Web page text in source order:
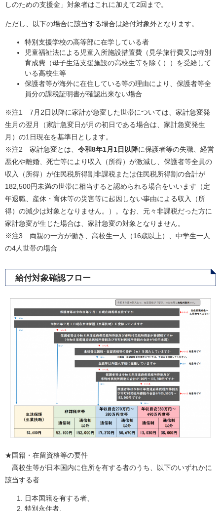
しのための支援金」対象者はこれに加えて2回まで。
ただし、以下の場合に該当する場合は給付対象外となります。
特別支援学校の高等部に在学している者
児童福祉法による児童入所施設措置費（見学旅行費又は特別
育成費（母子生活支援施設の高校生等を除く））を受給して
いる高校生等
保護者等が海外に在住している等の理由により、保護者等全
員分の課税証明書が確認出来ない場合
※注1 7月2日以降に家計が急変した世帯については、家計急変発
生月の翌月（家計急変日が月の初日である場合は、家計急変発生
月）の1日現在を基準日とします。
※注2 家計急変とは、 令和8年1月1日以降に保護者等の失職、経営
悪化や離婚、死亡等により収入（所得）が激減し、保護者等全員の
収入（所得）が住民税所得割非課税または住民税所得割の合計が
182,500円未満の世帯に相当すると認められる場合をいいます（定
年退職、産休・育休等の災害等に起因しない事由による収入（所
得）の減少は対象となりません。）。なお、元々非課税だった方に
家計急変が生じた場合は、家計急変の対象となりません。
※注3 両親の一方が働き、高校生一人（16歳以上）、中学生一人
の4人世帯の場合
給付対象確認フロー
★国籍・在留資格等の要件
高校生等が日本国内に住所を有する者のうち、以下のいずれかに
該当する者
日本国籍を有する者、
特別永住者、